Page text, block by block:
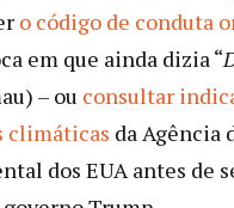
o código de conduta
em que ainda dizia “
– ou consultar
climáticas da Agência
dos EUA antes de